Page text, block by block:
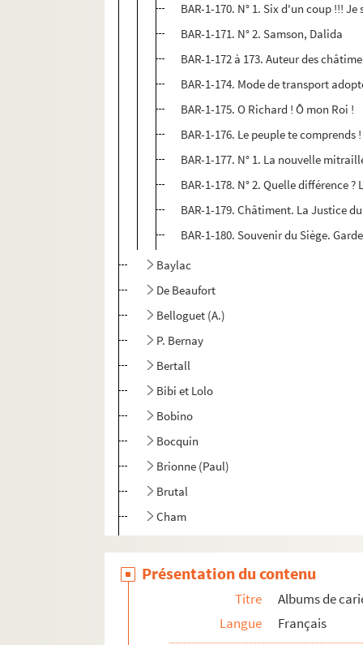
BAR-1-170. N° 1. Six d'un coup !!! Je
BAR-1-171. N° 2. Samson, Dalida
BAR-1-172 à 173. Auteur des
BAR-1-174. Mode de transport
BAR-1-175. O Richard ! Ô mon Roi !
BAR-1-176. Le peuple te comprends
BAR-1-177. N° 1. La nouvelle
BAR-1-178. N° 2. Quelle différence
BAR-1-179. Châtiment. La Justice
BAR-1-180. Souvenir du Siège.
Baylac
De Beaufort
Belloguet (A.)
P. Bernay
Bertall
Bibi et Lolo
Bobino
Bocquin
Brionne (Paul)
Brutal
Cham
Chouquet, L.
Présentation du contenu
Titre
Albums de
Langue
Français